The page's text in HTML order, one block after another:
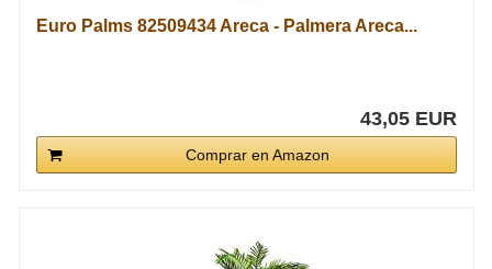
Euro Palms 82509434 Areca - Palmera Areca...
43,05 EUR
Comprar en Amazon